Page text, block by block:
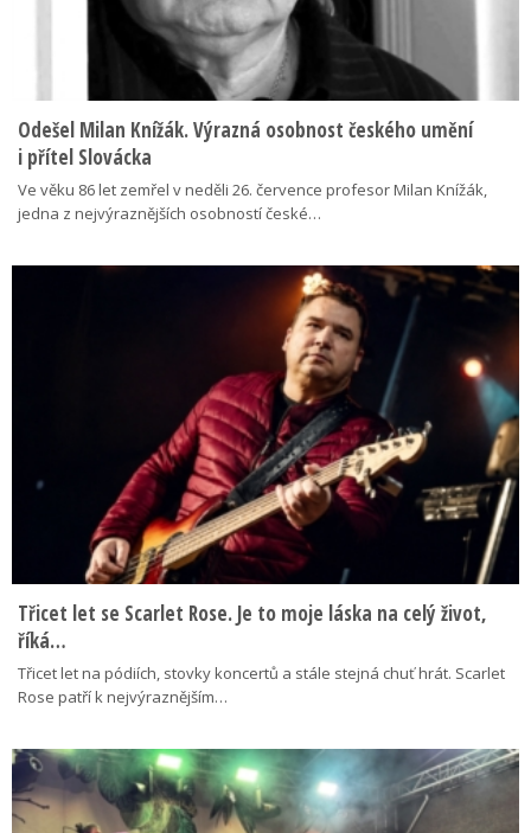
Odešel Milan Knížák. Výrazná osobnost českého umění
i přítel Slovácka
Ve věku 86 let zemřel v neděli 26. července profesor Milan Knížák,
jedna z nejvýraznějších osobností české…
Třicet let se Scarlet Rose. Je to moje láska na celý život,
říká…
Třicet let na pódiích, stovky koncertů a stále stejná chuť hrát. Scarlet
Rose patří k nejvýraznějším…